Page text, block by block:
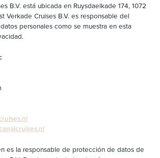
B.V. está ubicada en Ruysdaelkade 174, 1072
Verkade Cruises B.V. es responsable del
personales como se muestra en esta
es la responsable de protección de datos de